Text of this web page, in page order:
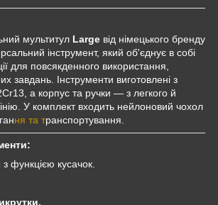
мультитул Large від німецького бренду
інструмент, який об'єднує в собі
для повсякденного використання,
завдань. Інструменти виготовлені з
а корпус та ручки — з легкого й
У комплект входить нейлоновий чохол
ня та транспортування.
з функцією кусачок.